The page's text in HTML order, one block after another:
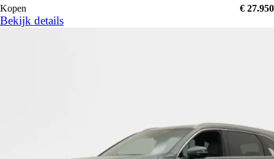
Kopen € 27.950
Bekijk details